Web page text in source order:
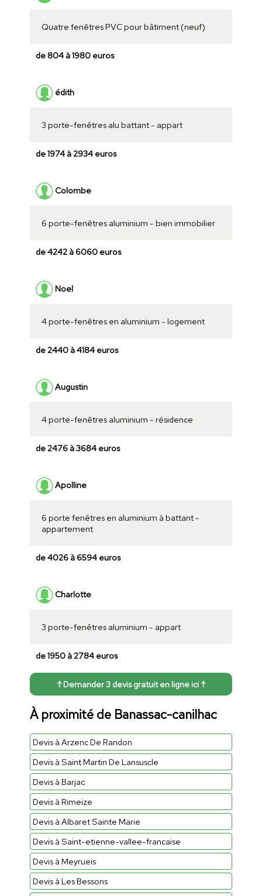
Quatre fenêtres PVC pour bâtiment (neuf)
de 804 à 1980 euros
édith
3 porte-fenêtres alu battant - appart
de 1974 à 2934 euros
Colombe
6 porte-fenêtres aluminium - bien immobilier
de 4242 à 6060 euros
Noel
4 porte-fenêtres en aluminium - logement
de 2440 à 4184 euros
Augustin
4 porte-fenêtres aluminium - résidence
de 2476 à 3684 euros
Apolline
6 porte fenêtres en aluminium à battant -
appartement
de 4026 à 6594 euros
Charlotte
3 porte-fenêtres aluminium - appart
de 1950 à 2784 euros
↑ Demander 3 devis gratuit en ligne ici ↑
À proximité de Banassac-canilhac
Devis à Arzenc De Randon
Devis à Saint Martin De Lansuscle
Devis à Barjac
Devis à Rimeize
Devis à Albaret Sainte Marie
Devis à Saint-etienne-vallee-francaise
Devis à Meyrueis
Devis à Les Bessons